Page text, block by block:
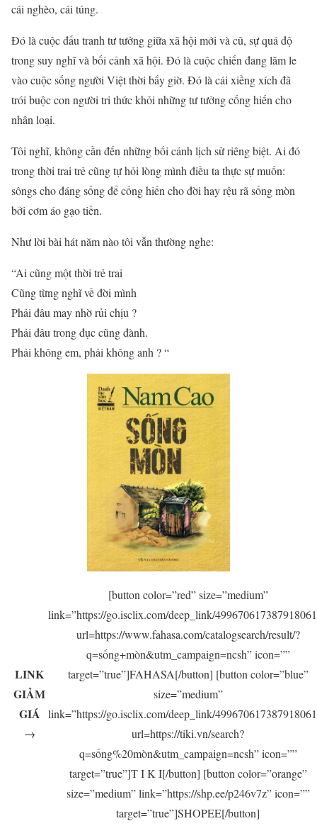
cái nghèo, cái túng.
Đó là cuộc đấu tranh tư tưởng giữa xã hội mới và cũ, sự quá độ
trong suy nghĩ và bối cảnh xã hội. Đó là cuộc chiến đang lăm le
vào cuộc sống người Việt thời bấy giờ. Đó là cái xiềng xích đã
trói buộc con người tri thức khỏi những tư tưởng cống hiến cho
nhân loại.
Tôi nghĩ, không cần đến những bối cảnh lịch sử riêng biệt. Ai đó
trong thời trai trẻ cũng tự hỏi lòng mình điều ta thực sự muốn:
sôngs cho đáng sống để cống hiến cho đời hay rệu rã sống mòn
bởi cơm áo gạo tiền.
Như lời bài hát năm nào tôi vẫn thường nghe:
“Ai cũng một thời trẻ trai
Cũng từng nghĩ về đời mình
Phải đâu may nhờ rủi chịu ?
Phải đâu trong đục cũng đành.
Phải không em, phải không anh ? “
LINK
GIẢM
GIÁ
→
[button color=”red” size=”medium”
link=”https://go.isclix.com/deep_link/
url=https://www.fahasa.com/catalogsearch/result/?
q=sống+mòn&utm_campaign=ncsh” icon=””
target=”true”]FAHASA[/button] [button color=”blue”
size=”medium”
link=”https://go.isclix.com/deep_link/
url=https://tiki.vn/search?
q=sống%20mòn&utm_campaign=ncsh” icon=””
target=”true”]T I K I[/button] [button color=”orange”
size=”medium” link=”https://shp.ee/p246v7z” icon=””
target=”true”]SHOPEE[/button]